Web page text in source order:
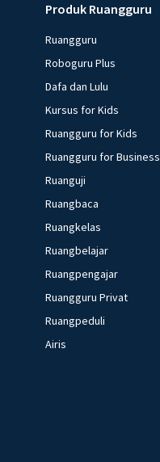
Produk Ruangguru
Ruangguru
Roboguru Plus
Dafa dan Lulu
Kursus for Kids
Ruangguru for Kids
Ruangguru for Business
Ruanguji
Ruangbaca
Ruangkelas
Ruangbelajar
Ruangpengajar
Ruangguru Privat
Ruangpeduli
Airis